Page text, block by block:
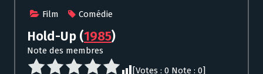
Film Comédie
Hold-Up (1985)
Note des membres
[Votes : 0 Note : 0]